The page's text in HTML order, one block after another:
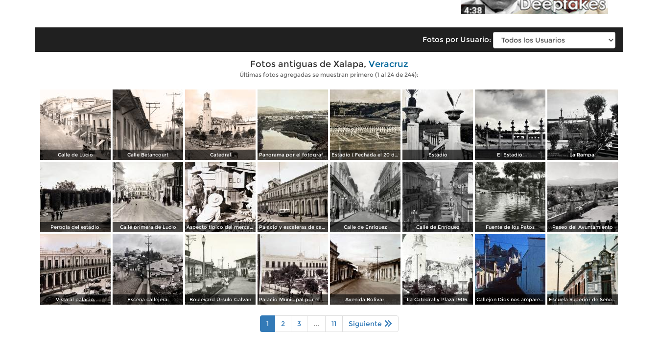
Fotos por Usuario:
Fotos antiguas de Xalapa, Veracruz
Últimas fotos agregadas se muestran primero (1 al 24 de 244):
Calle de Lucio Calle Betancourt Catedral Panorama por el fotografo R M Mateos. ( Circulada el 27 de Septiembre de 1936 ). Estadio ( Fechada el 20 de Septiembre de 1928 ). Estadio El Estadio. La Rampa.
Pergola del estadio. Calle primera de Lucio Aspecto tipico del mercado ( Circulada el 24 de Junio de 1940 ). Palacio y escaleras de catedral. Calle de Enríquez Calle de Enríquez Fuente de los Patos Paseo del Ayuntamiento
Vista al palacio. Escena callejera. Boulevard Úrsulo Galván Palacio Municipal por el Fotógrafo Abel Briquet. Avenida Bolivar. La Catedral y Plaza 1906. Callejon Dios nos ampare Xalapa Ver. 1963 Escuela Superior de Señoritas
1 2 3 ... 11 Siguiente